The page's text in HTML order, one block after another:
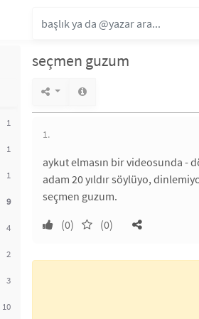
1
1
1
9
4
2
3
10
seçmen guzum
1.
aykut elmasın bir videosunda -
adam 20 yıldır söylüyo,
seçmen guzum.
(0)
(0)